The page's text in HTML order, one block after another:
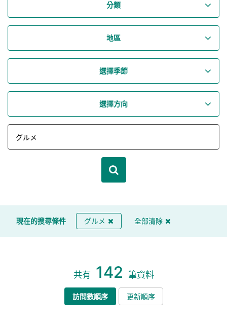
分類
地區
選擇季節
選擇方向
現在的搜尋條件 グルメ 全部清除
共有 142 筆資料
訪問數順序 更新順序